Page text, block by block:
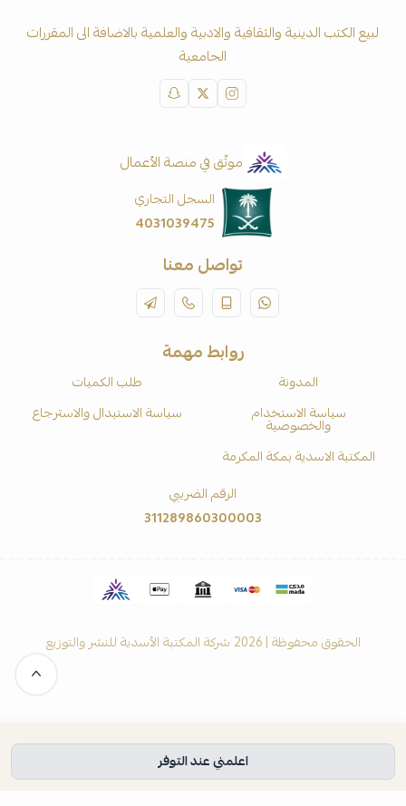
اعلمني عند التوفر
لبيع الكتب الدينية والثقافية والادبية والعلمية بالاضافة الى المقررات
الجامعية
موثّق في منصة الأعمال
السجل التجاري
4031039475
تواصل معنا
روابط مهمة
المدونة
طلب الكميات
سياسة الاستخدام
والخصوصية
سياسة الاستبدال والاسترجاع
المكتبة الاسدية بمكة المكرمة
الرقم الضريبي
311289860300003
الحقوق محفوظة | 2026 شركة المكتبة الأسدية للنشر والتوزيع